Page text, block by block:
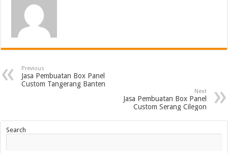
Previous
Jasa Pembuatan Box Panel
Custom Tangerang Banten
Next
Jasa Pembuatan Box Panel
Custom Serang Cilegon
Search